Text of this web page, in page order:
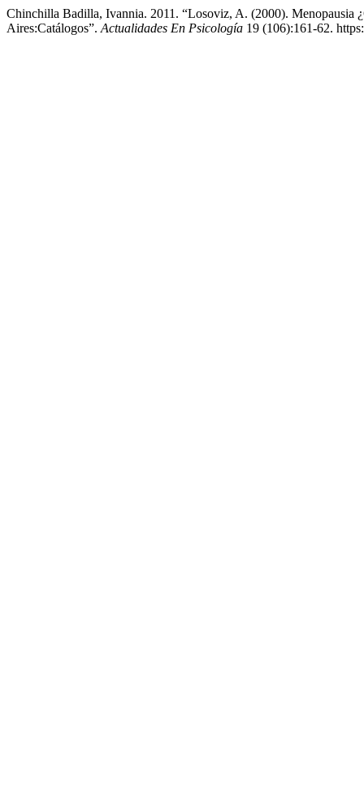
Chinchilla Badilla, Ivannia. 2011. “Losoviz, A. (2000). Menopausia
Aires:Catálogos”. Actualidades En Psicología 19 (106):161-62.